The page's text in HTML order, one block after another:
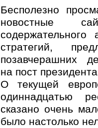
Бесполезно
новостные
содержательного
стратегий,
позавчерашних
на пост
О текущей
одиннадцатью
сказано очень
было настолько